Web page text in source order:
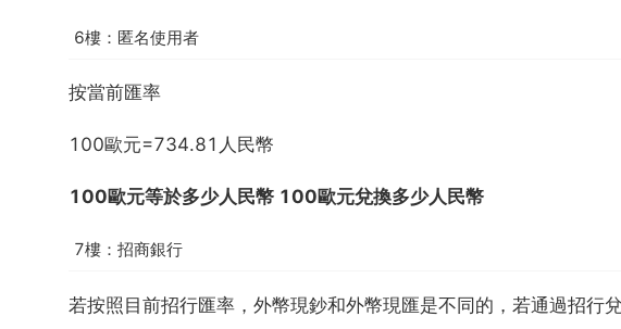
6樓：匿名使用者
按當前匯率
100歐元=734.81人民幣
100歐元等於多少人民幣 100歐元兌換多少人民幣
7樓：招商銀行
若按照目前招行匯率，外幣現鈔和外幣現匯是不同的，若通過招行